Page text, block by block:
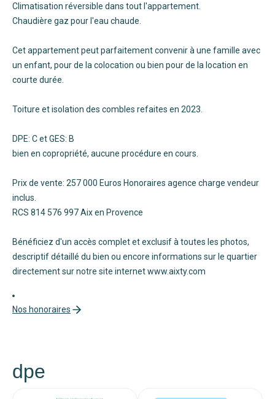
Climatisation réversible dans tout l'appartement.
Chaudière gaz pour l'eau chaude.
Cet appartement peut parfaitement convenir à une famille avec
un enfant, pour de la colocation ou bien pour de la location en
courte durée.
Toiture et isolation des combles refaites en 2023.
DPE: C et GES: B
bien en copropriété, aucune procédure en cours.
Prix de vente: 257 000 Euros Honoraires agence charge vendeur
inclus.
RCS 814 576 997 Aix en Provence
Bénéficiez d'un accès complet et exclusif à toutes les photos,
descriptif détaillé du bien ou encore informations sur le quartier
directement sur notre site internet www.aixty.com
Nos honoraires
dpe